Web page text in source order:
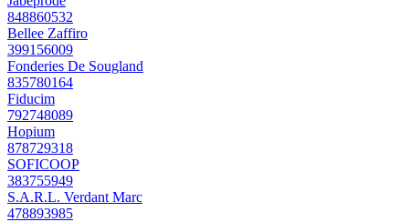
848860532
Bellee Zaffiro
399156009
Fonderies De Sougland
835780164
Fiducim
792748089
Hopium
878729318
SOFICOOP
383755949
S.A.R.L. Verdant Marc
478893985